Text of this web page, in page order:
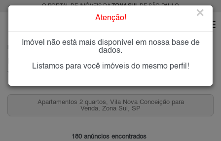
O PORTAL DE IMÓVEIS DAZONA SULDE SÃO PAULO
VILA NOVA CONCEIÇÃO
Imóveis à Venda na Vila Nova Conceição, Zona Sul de São Paulo
Vila Nova Conceição, Zona Sul
Apartamentos 2 quartos, Vila Nova Conceição para
Venda, Zona Sul, SP
180 anúncios encontrados
Atenção! ×
Imóvel não está mais disponível em nossa base de
dados.
Listamos para você imóveis do mesmo perfil!